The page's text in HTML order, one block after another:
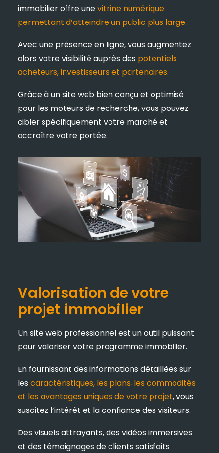
immobilier offre unevitrine numérique
permettant d’atteindre un public plus large.
Avec une présence en ligne, vous augmentez
alors votre visibilité auprès des potentiels
acheteurs, investisseurs et partenaires.
Grâce à un site web bien conçu et optimisé
pour les moteurs de recherche, vous pouvez
cibler spécifiquement votre marché et
accroître votre portée.
Valorisation de votre
projet immobilier
Un site web professionnel est un outil puissant
pour valoriser votre programme immobilier.
En fournissant des informations détaillées sur
les caractéristiques, les plans, les commodités
et les avantages uniques de votre projet, vous
suscitez l’intérêt et la confiance des visiteurs.
Des visuels attrayants, des vidéos immersives
et des témoignages de clients satisfaits